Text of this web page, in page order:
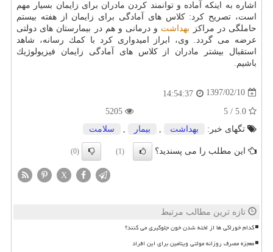
اشاره به اینكه آماده و توانمند كردن مادران برای زایمان بسیار مهم
است، تصریح كرد: كلاس های آمادگی برای زایمان از هفته بیستم
حاملگی در مراكز بهداشت و درمانی و هم در بیمارستان های دولتی
عرضه می گردد. وی، ابراز امیدواری كرد با كمك رسانه، شاهد
استقبال بیشتر مادران از كلاس های آمادگی زایمان فیزیولوژیك
باشیم.
1397/02/10
14:54:37
تگهای خبر:
بهداشت بیمار سلامت
این مطلب را می پسندید؟ (1)
(0)
X
تازه ترین مطالب مرتبط
کدام خوراکی ها از لخته شدن خون جلوگیری می کنند؟
معجزه مصرف روزانه مولتی ویتامین برای این افراد